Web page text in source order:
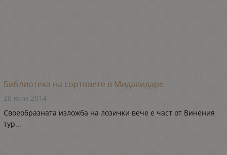
Библиотека на сортовете в Мидалидаре
28 юли 2014
Своеобразната изложба на лозички вече е част от Винения
тур...